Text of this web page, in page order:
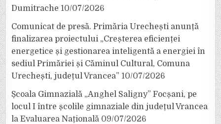
Dumitrache 10/07/2026
Comunicat de presă. Primăria Urechești anunță
finalizarea proiectului „Creșterea eficienței
energetice și gestionarea inteligentă a energiei în
sediul Primăriei și Căminul Cultural, Comuna
Urechești, județul Vrancea” 10/07/2026
Școala Gimnazială „Anghel Saligny” Focșani, pe
locul I între școlile gimnaziale din județul Vrancea
la Evaluarea Națională 09/07/2026